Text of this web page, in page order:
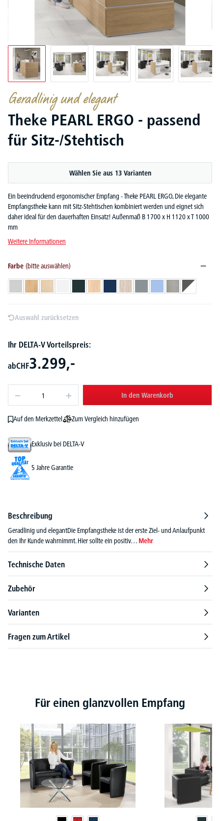
Geradlinig und elegant
Theke PEARL ERGO - passend
für Sitz-/Stehtisch
Wählen Sie aus 13 Varianten
Ein beeindruckend ergonomischer Empfang - Theke PEARL ERGO, Die elegante
Empfangstheke kann mit Sitz-Stehtischen kombiniert werden und eignet sich
daher ideal für den dauerhaften Einsatz! Außenmaß B 1700 x H 1120 x T 1000
mm
Weitere Informationen
Farbe (bitte auswählen)
Hellgrau
Auswahl zurücksetzen
Ihr DELTA-V Vorteilspreis:
abCHF3.299,-
In den Warenkorb
Auf den Merkzettel Zum Vergleich hinzufügen
Exklusiv bei DELTA-V
5 Jahre Garantie
Beschreibung
Geradlinig und elegantDie Empfangstheke ist der erste Ziel- und Anlaufpunkt
den Ihr Kunde wahrnimmt. Hier sollte ein positiv… Mehr
Technische Daten
Zubehör
Varianten
Fragen zum Artikel
Produktgalerie überspringen
Für einen glanzvollen Empfang